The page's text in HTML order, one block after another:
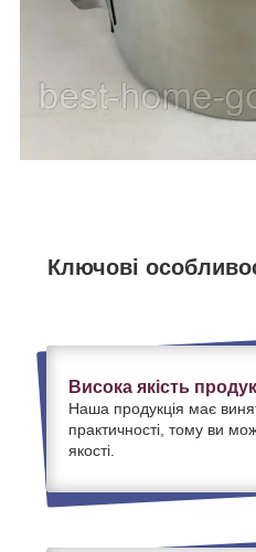
Ключові
Висока якість
Наша продукція має
практичності, тому ви
якості.